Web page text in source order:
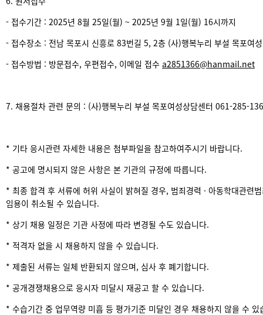
- 접수기간 : 2025년 8월 25일(월) ~ 2025년 9월 1일(월) 16시까지
- 접수장소 : 전남 목포시 신흥로 83번길 5, 2층 (사)행복누리 부설 목포여
- 접수방법 : 방문접수, 우편접수, 이메일 접수 a2851366@hanmail.net
7. 채용절차 관련 문의 : (사)행복누리 부설 목포여성상담센터 061-285-
* 기타 응시관련 자세한 내용은 첨부파일을 참고하여주시기 바랍니다.
* 공고에 명시되지 않은 사항은 본 기관의 규정에 따릅니다.
* 최종 합격 후 서류에 허위 사실이 밝혀질 경우, 범죄경력 · 아동학대관련
임용이 취소될 수 있습니다.
* 상기 채용 일정은 기관 사정에 따라 변경될 수도 있습니다.
* 적격자 없을 시 채용하지 않을 수 있습니다.
* 제출된 서류는 일체 반환되지 않으며, 심사 후 폐기합니다.
* 공개경쟁채용으로 응시자 미달시 재공고 할 수 있습니다.
* 수습기간 중 업무역량 미흡 등 평가기준 미달인 경우 채용하지 않을 수 있